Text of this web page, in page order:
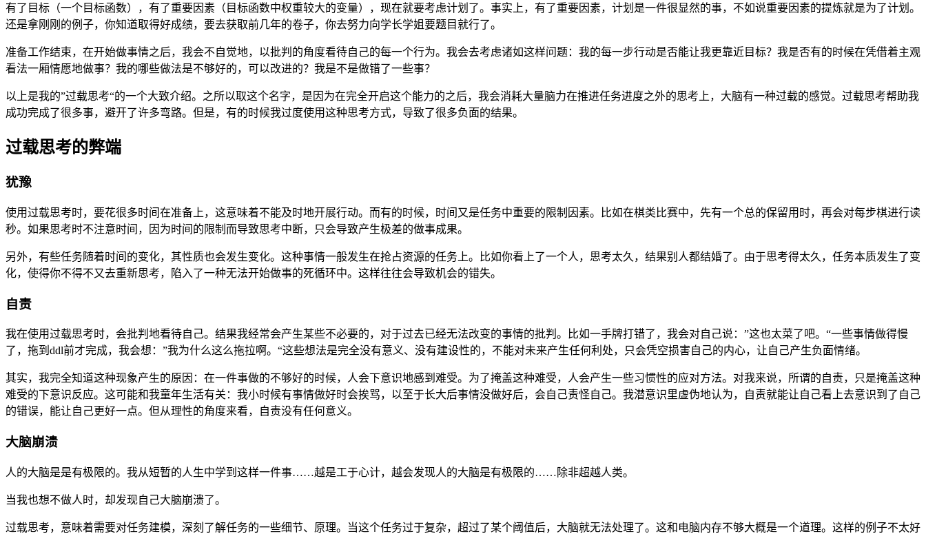
有了目标（一个目标函数），有了重要因素（目标函数中权重较大的变量），现在就要考虑计划了。事实上，有了重要因素，计划是一件很显然的事，不如说重要因素的提炼就是为了计划。
还是拿刚刚的例子，你知道取得好成绩，要去获取前几年的卷子，你去努力向学长学姐要题目就行了。
准备工作结束，在开始做事情之后，我会不自觉地，以批判的角度看待自己的每一个行为。我会去考虑诸如这样问题：我的每一步行动是否能让我更靠近目标？我是否有的时候在凭借着主观
看法一厢情愿地做事？我的哪些做法是不够好的，可以改进的？我是不是做错了一些事？
以上是我的”过载思考“的一个大致介绍。之所以取这个名字，是因为在完全开启这个能力的之后，我会消耗大量脑力在推进任务进度之外的思考上，大脑有一种过载的感觉。过载思考帮助我
成功完成了很多事，避开了许多弯路。但是，有的时候我过度使用这种思考方式，导致了很多负面的结果。
过载思考的弊端
犹豫
使用过载思考时，要花很多时间在准备上，这意味着不能及时地开展行动。而有的时候，时间又是任务中重要的限制因素。比如在棋类比赛中，先有一个总的保留用时，再会对每步棋进行读
秒。如果思考时不注意时间，因为时间的限制而导致思考中断，只会导致产生极差的做事成果。
另外，有些任务随着时间的变化，其性质也会发生变化。这种事情一般发生在抢占资源的任务上。比如你看上了一个人，思考太久，结果别人都结婚了。由于思考得太久，任务本质发生了变
化，使得你不得不又去重新思考，陷入了一种无法开始做事的死循环中。这样往往会导致机会的错失。
自责
我在使用过载思考时，会批判地看待自己。结果我经常会产生某些不必要的，对于过去已经无法改变的事情的批判。比如一手牌打错了，我会对自己说：”这也太菜了吧。“一些事情做得慢
了，拖到ddl前才完成，我会想：”我为什么这么拖拉啊。“这些想法是完全没有意义、没有建设性的，不能对未来产生任何利处，只会凭空损害自己的内心，让自己产生负面情绪。
其实，我完全知道这种现象产生的原因：在一件事做的不够好的时候，人会下意识地感到难受。为了掩盖这种难受，人会产生一些习惯性的应对方法。对我来说，所谓的自责，只是掩盖这种
难受的下意识反应。这可能和我童年生活有关：我小时候有事情做好时会挨骂，以至于长大后事情没做好后，会自己责怪自己。我潜意识里虚伪地认为，自责就能让自己看上去意识到了自己
的错误，能让自己更好一点。但从理性的角度来看，自责没有任何意义。
大脑崩溃
人的大脑是是有极限的。我从短暂的人生中学到这样一件事……越是工于心计，越会发现人的大脑是有极限的……除非超越人类。
当我也想不做人时，却发现自己大脑崩溃了。
过载思考，意味着需要对任务建模，深刻了解任务的一些细节、原理。当这个任务过于复杂，超过了某个阈值后，大脑就无法处理了。这和电脑内存不够大概是一个道理。这样的例子不太好